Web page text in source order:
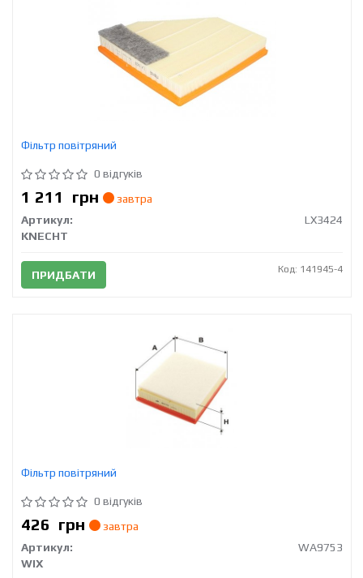
Фільтр повітряний
0 відгуків
1 211 грн
завтра
Артикул:
LX3424
KNECHT
ПРИДБАТИ Код: 141945-4
Фільтр повітряний
0 відгуків
426 грн
завтра
Артикул:
WA9753
WIX